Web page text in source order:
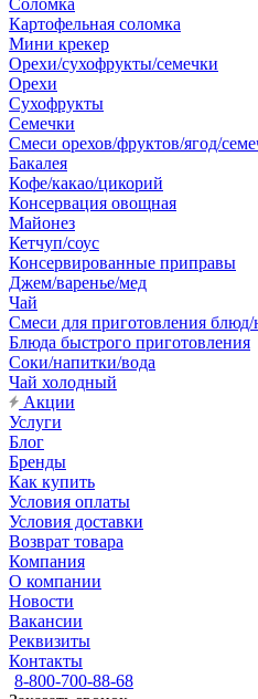
Соломка
Картофельная соломка
Мини крекер
Орехи/сухофрукты/семечки
Орехи
Сухофрукты
Семечки
Смеси орехов/фруктов/ягод/
Бакалея
Кофе/какао/цикорий
Консервация овощная
Майонез
Кетчуп/соус
Консервированные приправы
Джем/варенье/мед
Чай
Смеси для приготовления блюд/
Блюда быстрого приготовления
Соки/напитки/вода
Чай холодный
Акции
Услуги
Блог
Бренды
Как купить
Условия оплаты
Условия доставки
Возврат товара
Компания
О компании
Новости
Вакансии
Реквизиты
Контакты
8-800-700-88-68